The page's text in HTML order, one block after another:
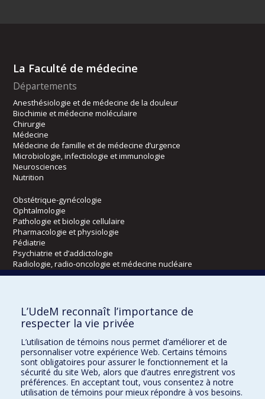
La Faculté de médecine
Départements
Anesthésiologie et de médecine de la douleur
Biochimie et médecine moléculaire
Chirurgie
Médecine
Médecine de famille et de médecine d’urgence
Microbiologie, infectiologie et immunologie
Neurosciences
Nutrition
Obstétrique-gynécologie
Ophtalmologie
Pathologie et biologie cellulaire
Pharmacologie et physiologie
Pédiatrie
Psychiatrie et d’addictologie
Radiologie, radio-oncologie et médecine nucléaire
Kinésiologie et des sciences de l’activité physique
Orthophonie et audiologie
Réadaptation
Directions
DPC
L’UdeM reconnaît l’importance de
respecter la vie privée
L’utilisation de témoins nous permet d’améliorer et de
personnaliser votre expérience Web. Certains témoins
sont obligatoires pour assurer le fonctionnement et la
sécurité du site Web, alors que d’autres enregistrent vos
préférences. En acceptant tout, vous consentez à notre
utilisation de témoins pour mieux répondre à vos besoins.